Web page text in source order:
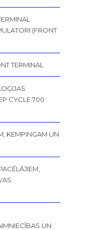
(FRONT
TERMINAL
CYCLE 700
KEMPINGAM UN
UN